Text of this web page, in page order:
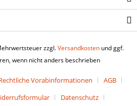
zzgl.Versandkosten und ggf.
wenn nicht anders beschrieben
Vorabinformationen
AGB
Datenschutz